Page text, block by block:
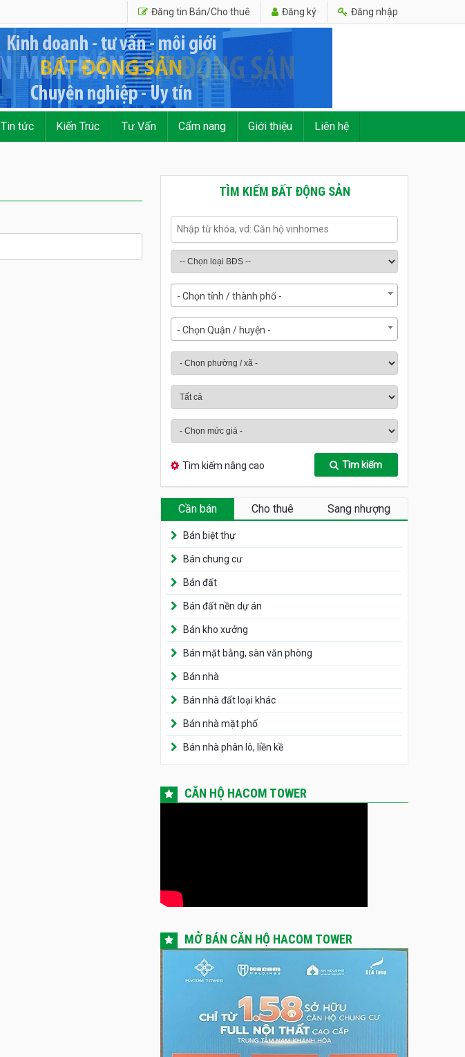
Đăng tin Bán/Cho thuê Đăng ký Đăng nhập
Tin tức Kiến Trúc Tư Vấn Cẩm nang Giới thiệu Liên hệ
TÌM KIẾM BẤT ĐỘNG SẢN
- Chọn tỉnh / thành phố -
- Chọn Quận / huyện -
Tìm kiếm nâng cao Tìm kiếm
Cần bán Cho thuê Sang nhượng
Bán biệt thự
Bán chung cư
Bán đất
Bán đất nền dự án
Bán kho xưởng
Bán mặt bằng, sàn văn phòng
Bán nhà
Bán nhà đất loại khác
Bán nhà mặt phố
Bán nhà phân lô, liền kề
CĂN HỘ HACOM TOWER
MỞ BÁN CĂN HỘ HACOM TOWER